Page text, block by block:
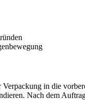
in die
Nach dem